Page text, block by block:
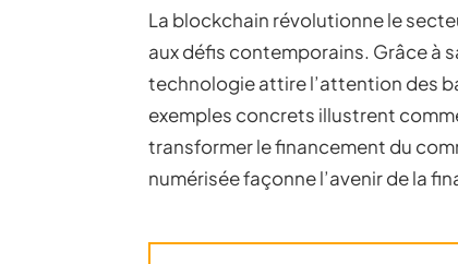
La blockchain révolutionne le
aux défis contemporains. Grâce à
technologie attire l’attention des
exemples concrets illustrent
transformer le financement du
numérisée façonne l’avenir de la